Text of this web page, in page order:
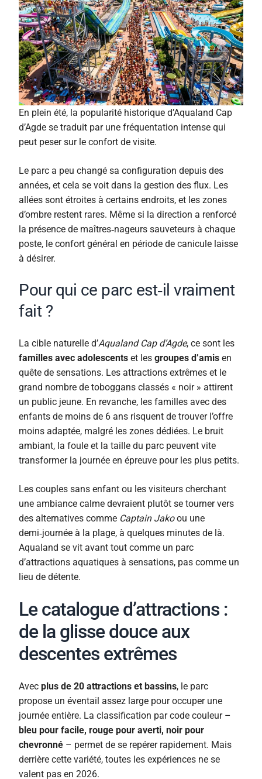
En plein été, la popularité historique d’Aqualand Cap
d’Agde se traduit par une fréquentation intense qui
peut peser sur le confort de visite.
Le parc a peu changé sa configuration depuis des
années, et cela se voit dans la gestion des flux. Les
allées sont étroites à certains endroits, et les zones
d’ombre restent rares. Même si la direction a renforcé
la présence de maîtres‑nageurs sauveteurs à chaque
poste, le confort général en période de canicule laisse
à désirer.
Pour qui ce parc est‑il vraiment
fait ?
La cible naturelle d’Aqualand Cap d’Agde, ce sont les
familles avec adolescents et les groupes d’amis en
quête de sensations. Les attractions extrêmes et le
grand nombre de toboggans classés « noir » attirent
un public jeune. En revanche, les familles avec des
enfants de moins de 6 ans risquent de trouver l’offre
moins adaptée, malgré les zones dédiées. Le bruit
ambiant, la foule et la taille du parc peuvent vite
transformer la journée en épreuve pour les plus petits.
Les couples sans enfant ou les visiteurs cherchant
une ambiance calme devraient plutôt se tourner vers
des alternatives comme Captain Jakoou une
demi‑journée à la plage, à quelques minutes de là.
Aqualand se vit avant tout comme un parc
d’attractions aquatiques à sensations, pas comme un
lieu de détente.
Le catalogue d’attractions :
de la glisse douce aux
descentes extrêmes
Avec plus de 20 attractions et bassins, le parc
propose un éventail assez large pour occuper une
journée entière. La classification par code couleur –
bleu pour facile, rouge pour averti, noir pour
chevronné – permet de se repérer rapidement. Mais
derrière cette variété, toutes les expériences ne se
valent pas en 2026.